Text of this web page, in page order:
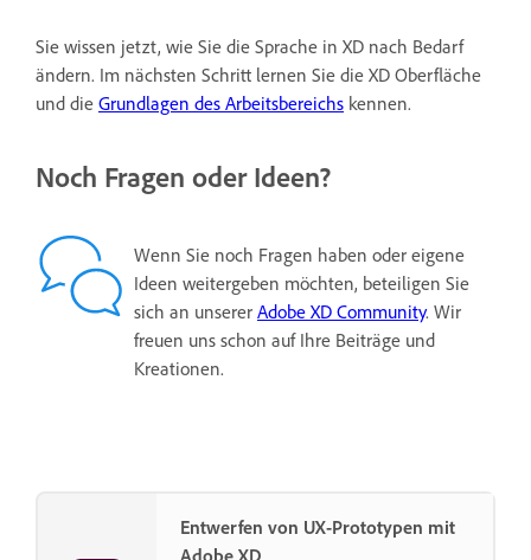
Sie wissen jetzt, wie Sie die Sprache in XD nach Bedarf
ändern. Im nächsten Schritt lernen Sie die XD Oberfläche
und die Grundlagen des Arbeitsbereichs kennen.
Noch Fragen oder Ideen?
Wenn Sie noch Fragen haben oder eigene
Ideen weitergeben möchten, beteiligen Sie
sich an unserer Adobe XD Community. Wir
freuen uns schon auf Ihre Beiträge und
Kreationen.
Entwerfen von UX-Prototypen mit